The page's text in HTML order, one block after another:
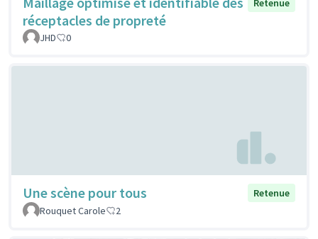
réceptacles de propreté
Retenue
JHD 0
Une scène pour tous
Retenue
Rouquet Carole
2